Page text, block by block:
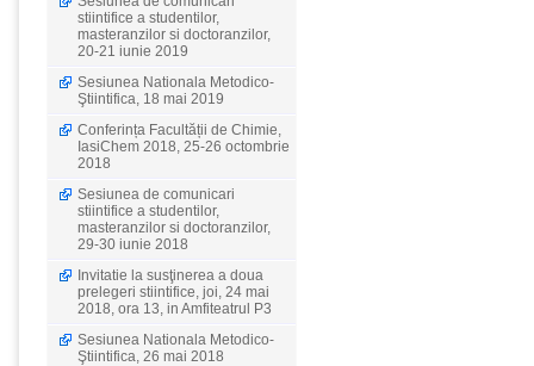
stiintifice a studentilor,
masteranzilor si doctoranzilor,
20-21 iunie 2019
Sesiunea Nationala Metodico-
Ştiintifica, 18 mai 2019
Conferința Facultății de Chimie,
IasiChem 2018, 25-26 octombrie
2018
Sesiunea de comunicari
stiintifice a studentilor,
masteranzilor si doctoranzilor,
29-30 iunie 2018
Invitatie la susţinerea a doua
prelegeri stiintifice, joi, 24 mai
2018, ora 13, in Amfiteatrul P3
Sesiunea Nationala Metodico-
Ştiintifica, 26 mai 2018